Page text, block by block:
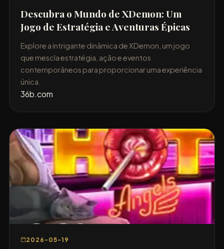
Descubra o Mundo de XDemon: Um
Jogo de Estratégia e Aventuras Épicas
Explore a intrigante dinâmica de XDemon, um jogo
que mescla estratégia, ação e eventos
contemporâneos para proporcionar uma experiência
única.
36b.com
2026-05-19